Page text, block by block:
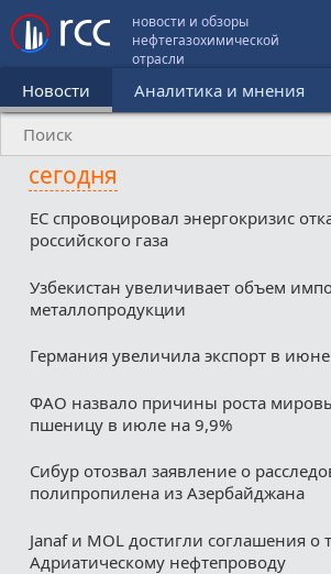
новости и обзоры
нефтегазохимической
отрасли
Новости Аналитика и мнения
сегодня
ЕС спровоцировал энергокризис
российского газа
Узбекистан увеличивает объем
металлопродукции
Германия увеличила экспорт в
ФАО назвало причины роста
пшеницу в июле на 9,9%
Сибур отозвал заявление о
полипропилена из Азербайджана
Janaf и MOL достигли соглашения о
Адриатическому нефтепроводу